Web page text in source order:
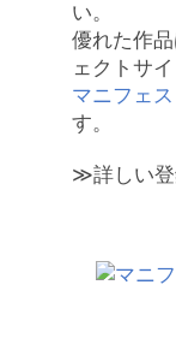
い。
優れた作
ェクトサ
マニフェ
す。
≫詳しい登